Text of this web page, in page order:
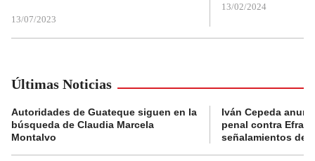
13/07/2023
13/02/2024
Últimas Noticias
Autoridades de Guateque siguen en la
búsqueda de Claudia Marcela
Montalvo
Iván Cepeda
penal contra
señalamientos de